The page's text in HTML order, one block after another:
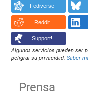
Fediverse
Reddit
Support!
Algunos servicios pueden ser
peligrar su privacidad.Saber
Prensa